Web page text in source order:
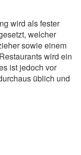
wird als fester
welcher
sowie einem
wird ein
ist jedoch vor
üblich und